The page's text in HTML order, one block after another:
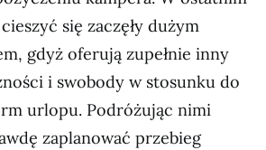
się zaczęły dużym
gdyż oferują zupełnie inny
i swobody w stosunku do
urlopu. Podróżując nimi
zaplanować przebieg